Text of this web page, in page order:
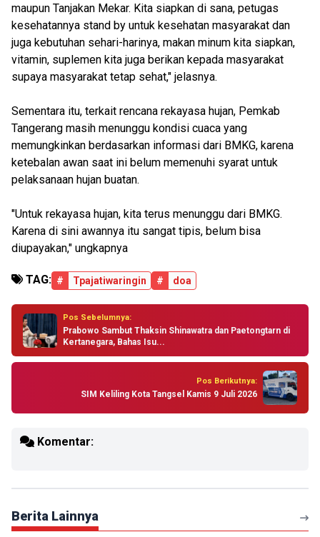
maupun Tanjakan Mekar. Kita siapkan di sana, petugas
kesehatannya stand by untuk kesehatan masyarakat dan
juga kebutuhan sehari-harinya, makan minum kita siapkan,
vitamin, suplemen kita juga berikan kepada masyarakat
supaya masyarakat tetap sehat," jelasnya.
Sementara itu, terkait rencana rekayasa hujan, Pemkab
Tangerang masih menunggu kondisi cuaca yang
memungkinkan berdasarkan informasi dari BMKG, karena
ketebalan awan saat ini belum memenuhi syarat untuk
pelaksanaan hujan buatan.
"Untuk rekayasa hujan, kita terus menunggu dari BMKG.
Karena di sini awannya itu sangat tipis, belum bisa
diupayakan," ungkapnya
TAG: # Tpajatiwaringin # doa
Pos Sebelumnya:
Prabowo Sambut Thaksin Shinawatra dan Paetongtarn di
Kertanegara, Bahas Isu...
Pos Berikutnya:
SIM Keliling Kota Tangsel Kamis 9 Juli 2026
Komentar:
Berita Lainnya